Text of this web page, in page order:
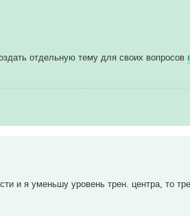
отдельную тему для своих вопросов
и я уменьшу уровень трен. центра, то